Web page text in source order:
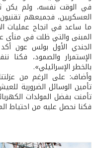
في الوقت نفسه، ولم يكن
العسكريين، فجميعهم
ما ساعد في انجاح عمليات
المبنى والتي ظلت في منأى
الجندي الأول بولس عون
الإستمرار والصمود، فكنا
بالخطر الإسرائيلي».
وأضاف: على الرغم من
تأمين الوسائل الضرورية
تأمنت بفضل المولدات
فكنا نحصل عليه من احتياط